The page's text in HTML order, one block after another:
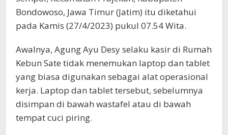
Bondowoso, Jawa Timur (Jatim) itu diketahui
pada Kamis (27/4/2023) pukul 07.54 Wita.
Awalnya, Agung Ayu Desy selaku kasir di Rumah
Kebun Sate tidak menemukan laptop dan tablet
yang biasa digunakan sebagai alat operasional
kerja. Laptop dan tablet tersebut, sebelumnya
disimpan di bawah wastafel atau di bawah
tempat cuci piring.